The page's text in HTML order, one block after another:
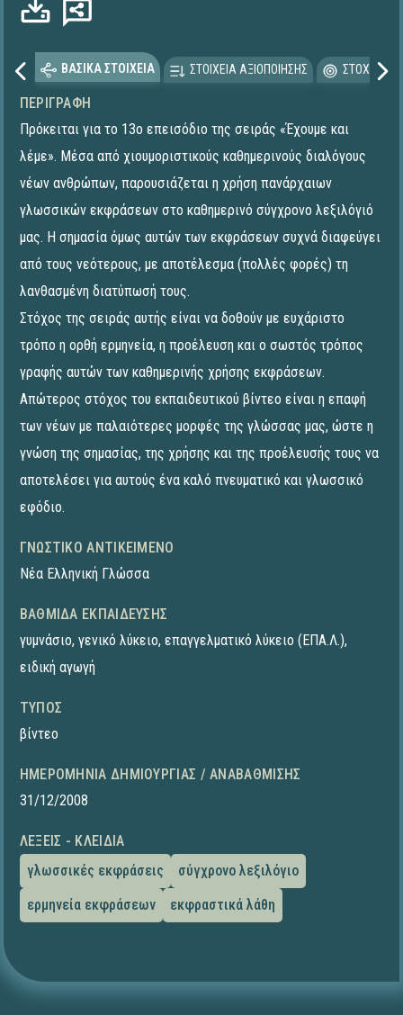
ΒΑΣΙΚΑ ΣΤΟΙΧΕΙΑ ΣΤΟΙΧΕΙΑ ΑΞΙΟΠΟΙΗΣΗΣ
ΠΕΡΙΓΡΑΦΉ
Πρόκειται για το 13ο επεισόδιο της σειράς «Έχουμε και
λέμε». Μέσα από χιουμοριστικούς καθημερινούς διαλόγους
νέων ανθρώπων, παρουσιάζεται η χρήση πανάρχαιων
γλωσσικών εκφράσεων στο καθημερινό σύγχρονο λεξιλόγιό
μας. Η σημασία όμως αυτών των εκφράσεων συχνά διαφεύγει
από τους νεότερους, με αποτέλεσμα (πολλές φορές) τη
λανθασμένη διατύπωσή τους.
Στόχος της σειράς αυτής είναι να δοθούν με ευχάριστο
τρόπο η ορθή ερμηνεία, η προέλευση και ο σωστός τρόπος
γραφής αυτών των καθημερινής χρήσης εκφράσεων.
Απώτερος στόχος του εκπαιδευτικού βίντεο είναι η επαφή
των νέων με παλαιότερες μορφές της γλώσσας μας, ώστε η
γνώση της σημασίας, της χρήσης και της προέλευσής τους να
αποτελέσει για αυτούς ένα καλό πνευματικό και γλωσσικό
εφόδιο.
ΓΝΩΣΤΙΚΌ ΑΝΤΙΚΕΊΜΕΝΟ
Νέα Ελληνική Γλώσσα
ΒΑΘΜΊΔΑ ΕΚΠΑΊΔΕΥΣΗΣ
γυμνάσιο, γενικό λύκειο, επαγγελματικό λύκειο (ΕΠΑ.Λ.),
ειδική αγωγή
ΤΎΠΟΣ
βίντεο
ΗΜΕΡΟΜΗΝΊΑ ΔΗΜΙΟΥΡΓΊΑΣ / ΑΝΑΒΆΘΜΙΣΗΣ
31/12/2008
ΛΈΞΕΙΣ - ΚΛΕΙΔΙΆ
γλωσσικές εκφράσεις
σύγχρονο λεξιλόγιο
ερμηνεία εκφράσεων
εκφραστικά λάθη